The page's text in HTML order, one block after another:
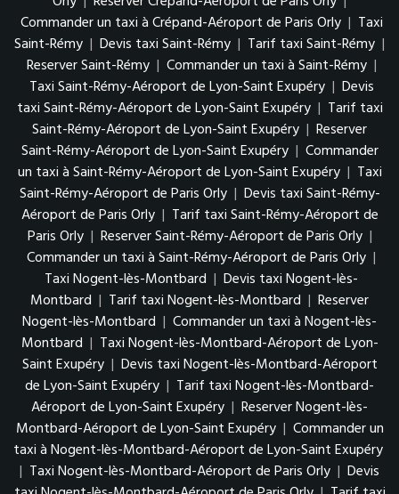
Commander un taxi à Crépand-Aéroport de Paris Orly | Taxi
Saint-Rémy | Devis taxi Saint-Rémy | Tarif taxi Saint-Rémy |
Reserver Saint-Rémy | Commander un taxi à Saint-Rémy |
Taxi Saint-Rémy-Aéroport de Lyon-Saint Exupéry | Devis
taxi Saint-Rémy-Aéroport de Lyon-Saint Exupéry | Tarif taxi
Saint-Rémy-Aéroport de Lyon-Saint Exupéry | Reserver
Saint-Rémy-Aéroport de Lyon-Saint Exupéry | Commander
un taxi à Saint-Rémy-Aéroport de Lyon-Saint Exupéry | Taxi
Saint-Rémy-Aéroport de Paris Orly | Devis taxi Saint-Rémy-
Aéroport de Paris Orly | Tarif taxi Saint-Rémy-Aéroport de
Paris Orly | Reserver Saint-Rémy-Aéroport de Paris Orly |
Commander un taxi à Saint-Rémy-Aéroport de Paris Orly |
Taxi Nogent-lès-Montbard | Devis taxi Nogent-lès-
Montbard | Tarif taxi Nogent-lès-Montbard | Reserver
Nogent-lès-Montbard | Commander un taxi à Nogent-lès-
Montbard | Taxi Nogent-lès-Montbard-Aéroport de Lyon-
Saint Exupéry | Devis taxi Nogent-lès-Montbard-Aéroport
de Lyon-Saint Exupéry | Tarif taxi Nogent-lès-Montbard-
Aéroport de Lyon-Saint Exupéry | Reserver Nogent-lès-
Montbard-Aéroport de Lyon-Saint Exupéry | Commander un
taxi à Nogent-lès-Montbard-Aéroport de Lyon-Saint Exupéry
| Taxi Nogent-lès-Montbard-Aéroport de Paris Orly | Devis